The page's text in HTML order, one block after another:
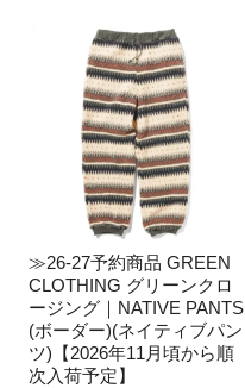
≫26-27予約商品 GREEN
CLOTHING グリーンクロ
ージング｜NATIVE PANTS
(ボーダー)(ネイティブパン
ツ)【2026年11月頃から順
次入荷予定】